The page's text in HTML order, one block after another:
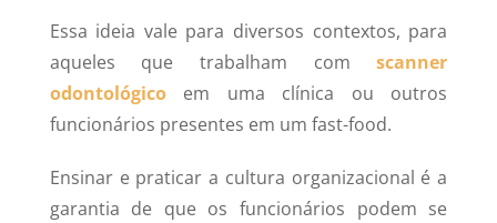
Essa ideia vale para diversos contextos, para
aqueles que trabalham comscanner
odontológicoem uma clínica ou outros
funcionários presentes em um fast-food.
Ensinar e praticar a cultura organizacional é a
garantia de que os funcionários podem se